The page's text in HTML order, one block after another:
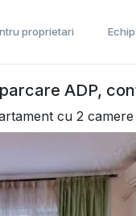
proprietari
ADP,
cu 2